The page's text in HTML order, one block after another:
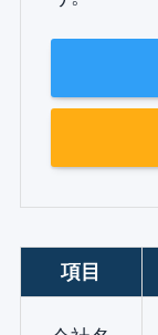
項目